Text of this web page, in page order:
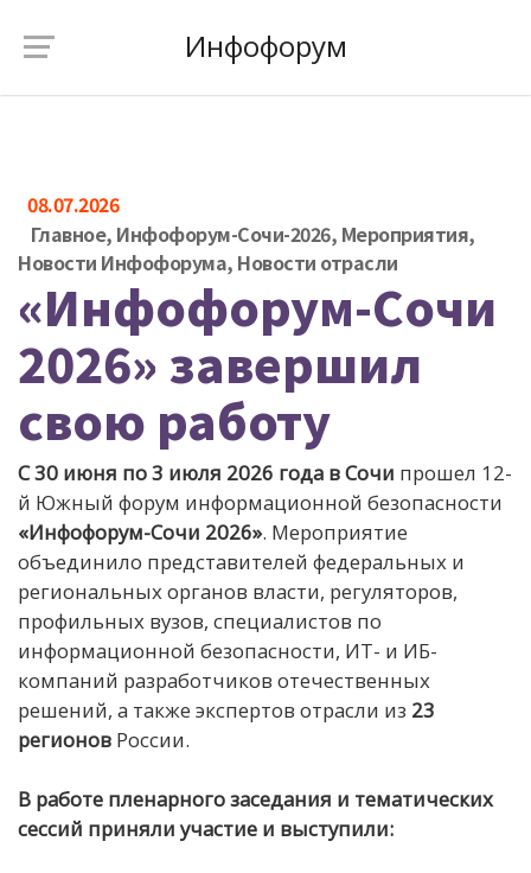
Инфофорум
08.07.2026
Главное, Инфофорум-Сочи-2026, Мероприятия,
Новости Инфофорума, Новости отрасли
«Инфофорум-Сочи
2026» завершил
свою работу
С 30 июня по 3 июля 2026 года в Сочи прошел 12-
й Южный форум информационной безопасности
«Инфофорум-Сочи 2026». Мероприятие
объединило представителей федеральных и
региональных органов власти, регуляторов,
профильных вузов, специалистов по
информационной безопасности, ИТ- и ИБ-
компаний разработчиков отечественных
решений, а также экспертов отрасли из 23
регионов России.
В работе пленарного заседания и тематических
сессий приняли участие и выступили: